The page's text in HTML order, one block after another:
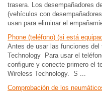
trasera. Los desempañadores
(vehículos con
usan para eliminar el
Phone (teléfono) (si está
Antes de usar las funciones
Technology Para usar el
configure y conecte primero el
Wireless Technology. S ...
Comprobación de los